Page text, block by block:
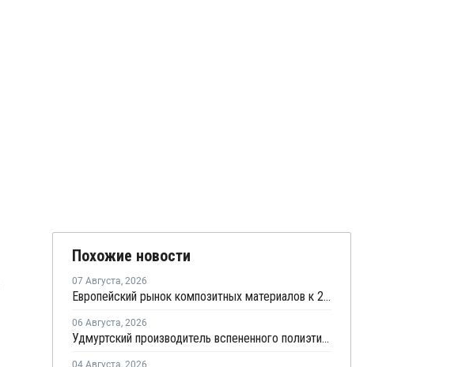
Похожие новости
07 Августа, 2026
Европейский рынок композитных материалов к 2035 году вырастет до USD47,5 млрд
06 Августа, 2026
Удмуртский производитель вспененного полиэтилена нарастит выпуск на 15%
04 Августа, 2026